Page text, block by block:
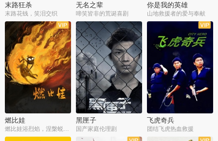
末路狂杀
末路花钱，笑泪交织
无名之辈
啼笑皆非的荒诞喜剧
你是我的英雄
山地救援者的爱与奉献
燃比娃
燃比娃浴烈焰，涅槃蜕变成人
黑匣子
国产家庭伦理剧
飞虎奇兵
团结飞虎热血救援